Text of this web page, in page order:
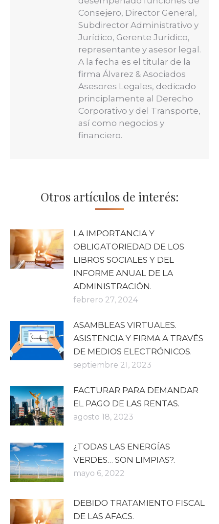
Consejero, Director General,
Subdirector Administrativo y
Jurídico, Gerente Jurídico,
representante y asesor legal.
A la fecha es el titular de la
firma Álvarez & Asociados
Asesores Legales, dedicado
principlamente al Derecho
Corporativo y del Transporte,
así como negocios y
financiero.
Otros artículos de interés:
LA IMPORTANCIA Y
OBLIGATORIEDAD DE LOS
LIBROS SOCIALES Y DEL
INFORME ANUAL DE LA
ADMINISTRACIÓN.
febrero 27, 2024
ASAMBLEAS VIRTUALES.
ASISTENCIA Y FIRMA A TRAVÉS
DE MEDIOS ELECTRÓNICOS.
septiembre 21, 2023
FACTURAR PARA DEMANDAR
EL PAGO DE LAS RENTAS.
agosto 18, 2023
¿TODAS LAS ENERGÍAS
VERDES… SON LIMPIAS?.
mayo 6, 2022
DEBIDO TRATAMIENTO FISCAL
DE LAS AFACS.